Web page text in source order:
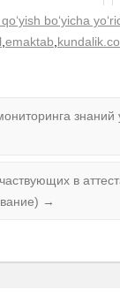
bo‘yicha
,emaktab,
в
→